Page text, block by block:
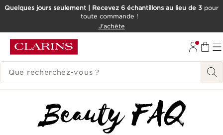
ALLER AU CONTENU
Quelques jours seulement | Recevez 6 échantillons au lieu de 3 pour
toute commande !
J'achète
HISTORIQUE DES RECHERCHES